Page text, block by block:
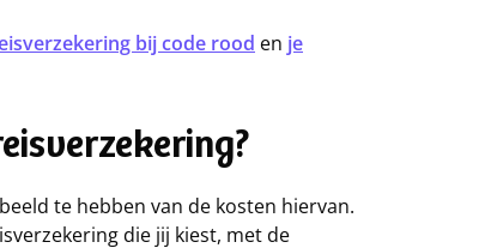
bij code rood en je
te hebben van de kosten hiervan.
die jij kiest, met de